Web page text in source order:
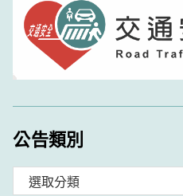
公告類別